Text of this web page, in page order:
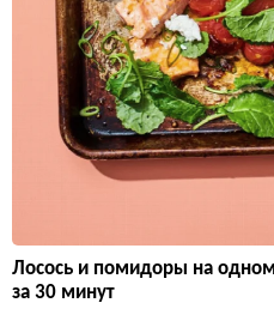
Лосось и помидоры на
за 30 минут